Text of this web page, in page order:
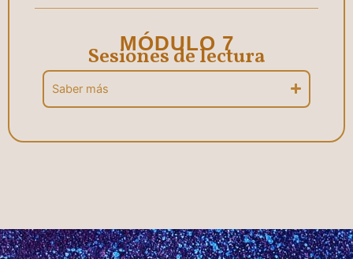
MÓDULO 7
Sesiones de lectura
Saber más